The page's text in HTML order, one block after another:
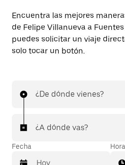
Encuentra las mejores
de Felipe Villanueva a
puedes solicitar un viaje
solo tocar un botón.
¿De dónde vienes?
¿A dónde vas?
Fecha Hora